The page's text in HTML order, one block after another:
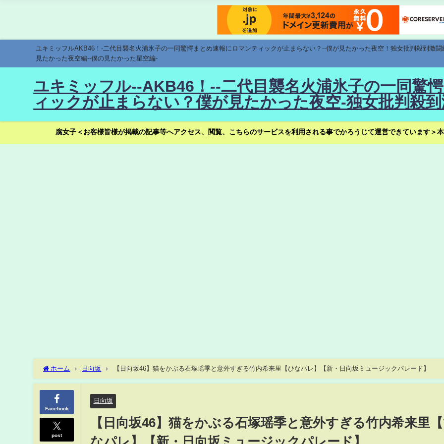
ユキミッフルAKB46！-二代目襲名火浦氷子の一同驚愕まとめ速報にロマンティックが止まらない？--僕が見たかった夜空！独女批判殺到激
見たかった夜空編--僕の見たかった星空編-
ユキミッフル--AKB46！--二代目襲名火浦氷子の一同驚
ィックが止まらない？僕が見たかった夜空-独女批判殺
腐女子＜お客様皆様が掲載の記事等へアクセス、閲覧、こちらのサービスを利用される事でかろうじて運営できています＞
ホーム 日向坂 【日向坂46】猫をかぶる石塚瑶季と意外すぎる竹内希来里【ひなパレ】【新・日向坂ミュージックパレード】
Facebook
post
日向坂
【日向坂46】猫をかぶる石塚瑶季と意外すぎる竹内希来里